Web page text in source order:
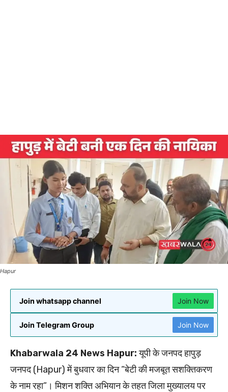
Hapur
Join whatsapp channel Join Now
Join Telegram Group Join Now
Khabarwala 24 News Hapur:यूपी के जनपद हापुड़
जनपद (Hapur) में बुधवार का दिन “बेटी की मजबूत सशक्तिकरण
के नाम रहा”। मिशन शक्ति अभियान के तहत जिला मुख्यालय पर